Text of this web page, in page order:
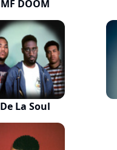
MF DOOM
De La Soul